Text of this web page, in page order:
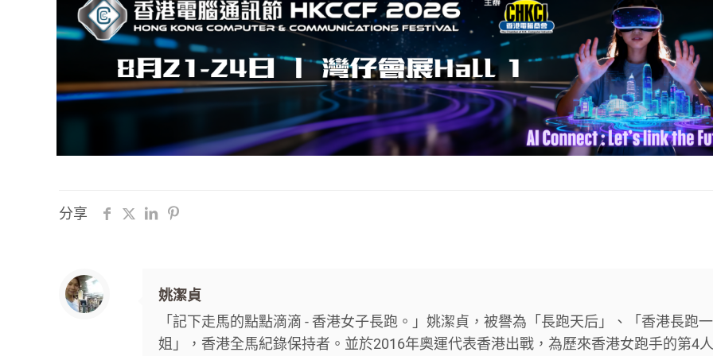
分享
姚潔貞
「記下走馬的點點滴滴 - 香港女子長跑。」姚潔貞，被譽為「長跑天后」、「香港長跑一
姐」，香港全馬紀錄保持者。並於2016年奧運代表香港出戰，為歷來香港女跑手的第4